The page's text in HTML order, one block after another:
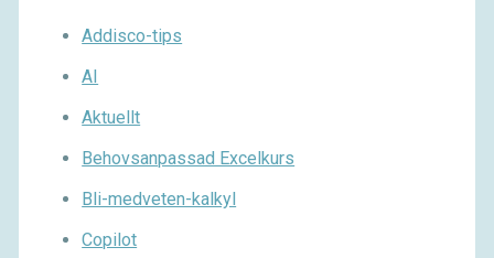
Addisco-tips
AI
Aktuellt
Behovsanpassad Excelkurs
Bli-medveten-kalkyl
Copilot